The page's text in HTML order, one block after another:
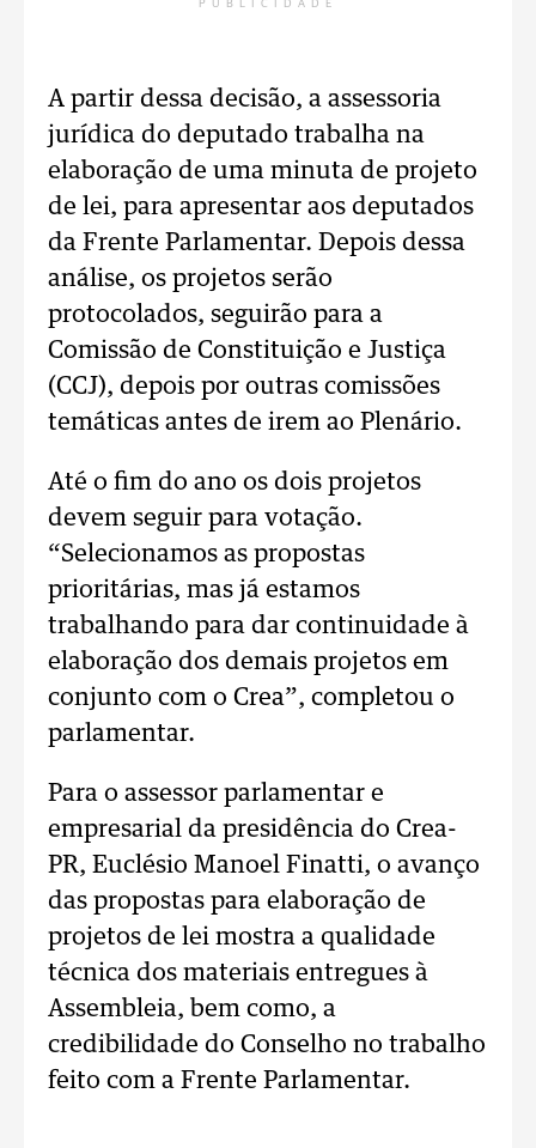
PUBLICIDADE
A partir dessa decisão, a assessoria
jurídica do deputado trabalha na
elaboração de uma minuta de projeto
de lei, para apresentar aos deputados
da Frente Parlamentar. Depois dessa
análise, os projetos serão
protocolados, seguirão para a
Comissão de Constituição e Justiça
(CCJ), depois por outras comissões
temáticas antes de irem ao Plenário.
Até o fim do ano os dois projetos
devem seguir para votação.
“Selecionamos as propostas
prioritárias, mas já estamos
trabalhando para dar continuidade à
elaboração dos demais projetos em
conjunto com o Crea”, completou o
parlamentar.
Para o assessor parlamentar e
empresarial da presidência do Crea-
PR, Euclésio Manoel Finatti, o avanço
das propostas para elaboração de
projetos de lei mostra a qualidade
técnica dos materiais entregues à
Assembleia, bem como, a
credibilidade do Conselho no trabalho
feito com a Frente Parlamentar.